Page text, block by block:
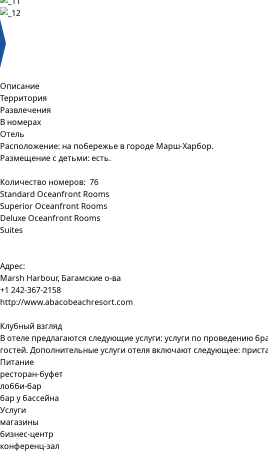
Описание
Территория
Развлечения
В номерах
Отель
Расположение: на побережье в городе Марш-Харбор.
Размещение с детьми: есть.
Количество номеров: 76
Standard Oceanfront Rooms
Superior Oceanfront Rooms
Deluxe Oceanfront Rooms
Suites
Адрес:
Marsh Harbour, Багамские о-ва ‎
+1 242-367-2158
http://www.abacobeachresort.com
Клубный взгляд
В отеле предлагаются следующие услуги: услуги по проведению
гостей. Дополнительные услуги отеля включают следующее:
Питание
ресторан-буфет
лобби-бар
бар у бассейна
Услуги
магазины
бизнес-центр
конференц-зал